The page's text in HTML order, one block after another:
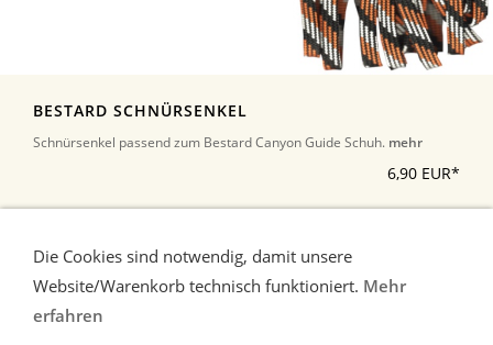
BESTARD SCHNÜRSENKEL
Schnürsenkel passend zum Bestard Canyon Guide Schuh. mehr
6,90 EUR*
*Alle Preise inkl. Umsatzsteuer, zuzüglich Versand
Die Cookies sind notwendig, damit unsere
Website/Warenkorb technisch funktioniert. Mehr
erfahren